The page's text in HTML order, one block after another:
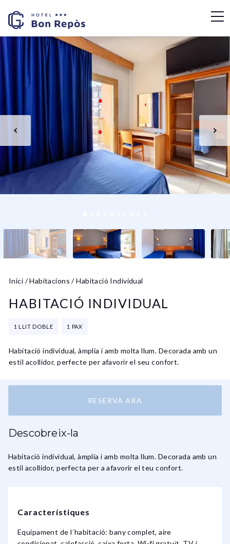
Inici /Habitacions /Habitació Individual
HABITACIÓ INDIVIDUAL
1 LLIT DOBLE 1 PAX
Habitació individual, àmplia i amb molta llum. Decorada amb un
estil acollidor, perfecte per afavorir el seu confort.
RESERVA ARA
Descobreix-la
Habitació individual, àmplia i amb molta llum. Decorada amb un
estil acollidor, perfecta per a afavorir el teu confort.
Característiques
Equipament de l´habitació: bany complet, aire